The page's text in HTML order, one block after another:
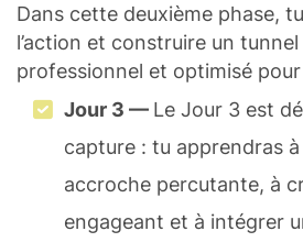
Dans cette deuxième phase,
l’action et construire un
professionnel et optimisé
Jour 3 — Le Jour 3 est
capture : tu apprendras
accroche percutante, à
engageant et à intégrer